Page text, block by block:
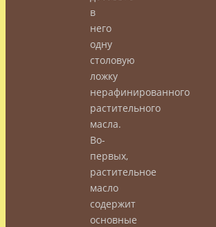
в
него
одну
столовую
ложку
нерафинированного
растительного
масла.
Во-
первых,
растительное
масло
содержит
основные